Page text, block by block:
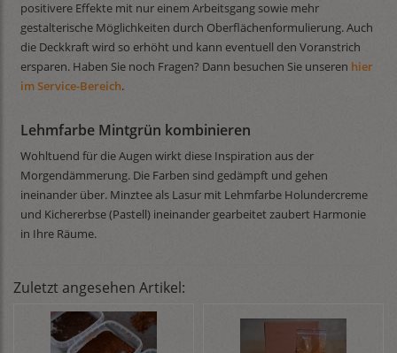
positivere Effekte mit nur einem Arbeitsgang sowie mehr
gestalterische Möglichkeiten durch Oberflächenformulierung. Auch
die Deckkraft wird so erhöht und kann eventuell den Voranstrich
ersparen. Haben Sie noch Fragen? Dann besuchen Sie unseren hier
im Service-Bereich.
Lehmfarbe Mintgrün kombinieren
Wohltuend für die Augen wirkt diese Inspiration aus der
Morgendämmerung. Die Farben sind gedämpft und gehen
ineinander über. Minztee als Lasur mit Lehmfarbe Holundercreme
und Kichererbse (Pastell) ineinander gearbeitet zaubert Harmonie
in Ihre Räume.
Zuletzt angesehen Artikel: